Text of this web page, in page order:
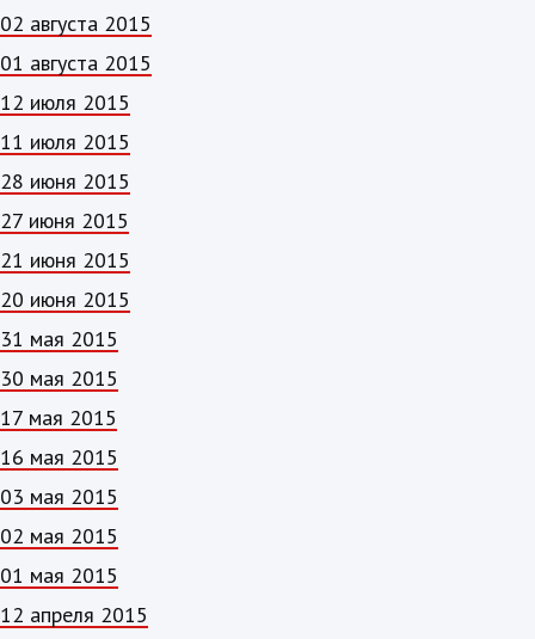
02 августа 2015
01 августа 2015
12 июля 2015
11 июля 2015
28 июня 2015
27 июня 2015
21 июня 2015
20 июня 2015
31 мая 2015
30 мая 2015
17 мая 2015
16 мая 2015
03 мая 2015
02 мая 2015
01 мая 2015
12 апреля 2015